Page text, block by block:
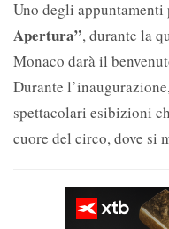
Uno degli appuntamenti
Apertura”, durante la
Monaco darà il
Durante
spettacolari esibizioni
cuore del circo, dove si